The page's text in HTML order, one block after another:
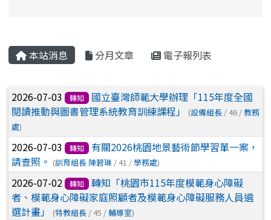
本站消息 分月文章 電子報列表
文章列表
2026-07-03 轉知
國立臺灣師範大學辦理「115年度全國
閱讀推動與圖書管理系統教育訓練課程」
(設備組長 / 46 /教務
處)
2026-07-03 轉知
有關2026桃園地景藝術節學習單一案，
請查照。 (訓育組長 陳碧琳 / 41 /學務處)
2026-07-02 轉知
轉知「桃園市115年度模範身心障礙
者、模範身心障礙家庭照顧者及模範身心障礙服務人員遴
選計畫」
(特教組長 / 45 /輔導室)